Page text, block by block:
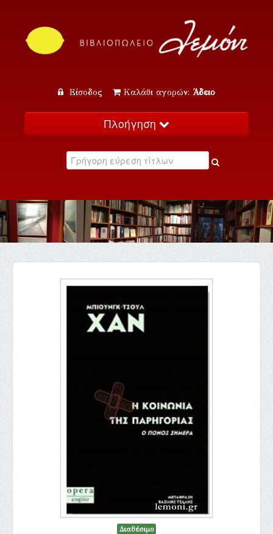
Είσοδος Καλάθι αγορών: Άδειο
Πλοήγηση
Κατάλογος
Εκδηλώσεις
Επικοινωνία
Διαθέσιμο